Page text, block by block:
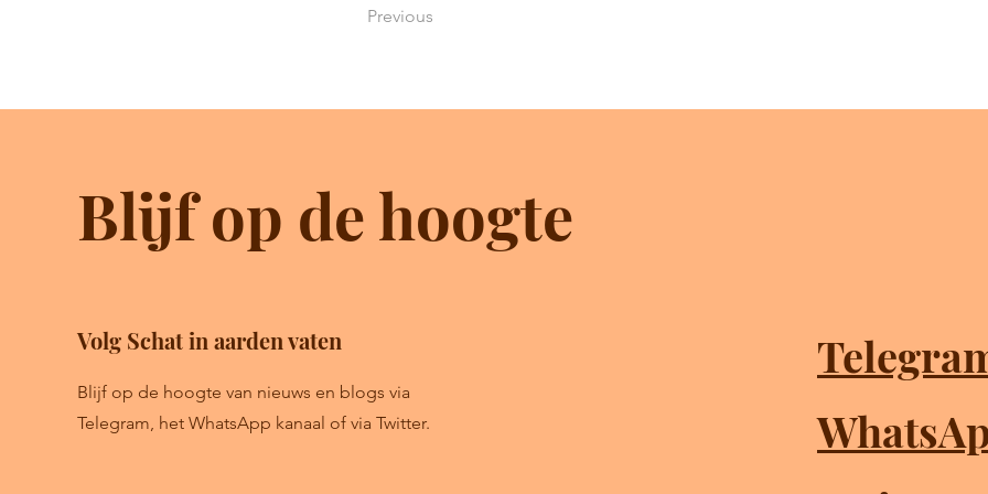
Previous
Blijf op de hoogte
Volg Schat in aarden vaten
Blijf op de hoogte van nieuws en blogs via
Telegram, het WhatsApp kanaal of via Twitter.